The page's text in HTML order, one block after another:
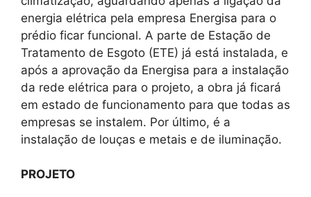
energia elétrica pela empresa Energisa para o
prédio ficar funcional. A parte de Estação de
Tratamento de Esgoto (ETE) já está instalada, e
após a aprovação da Energisa para a instalação
da rede elétrica para o projeto, a obra já ficará
em estado de funcionamento para que todas as
empresas se instalem. Por último, é a
instalação de louças e metais e de iluminação.
PROJETO